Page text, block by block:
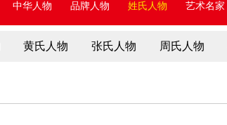
中华人物 品牌人物 姓氏人物 艺术名家
黄氏人物 张氏人物 周氏人物